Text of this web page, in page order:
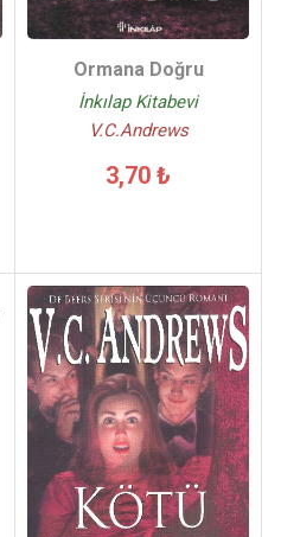
Ormana Doğru
İnkılap Kitabevi
V.C.Andrews
3,70 ₺